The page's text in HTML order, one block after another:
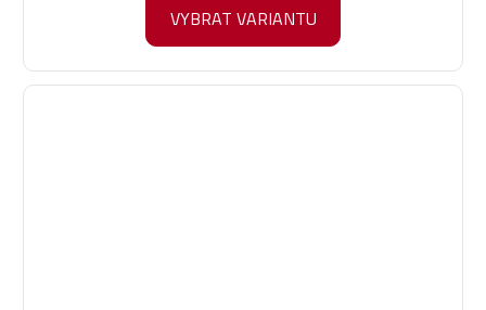
VYBRAT VARIANTU